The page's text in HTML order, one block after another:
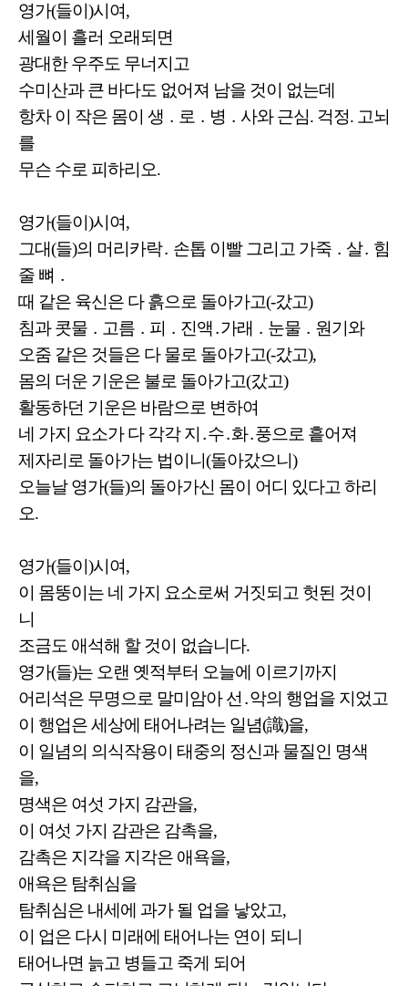
영가(들이)시여,
세월이 흘러 오래되면
광대한 우주도 무너지고
수미산과 큰 바다도 없어져 남을 것이 없는데
항차 이 작은 몸이 생 ․ 로 ․ 병 ․ 사와 근심. 걱정. 고뇌
를
무슨 수로 피하리오.
영가(들이)시여,
그대(들)의 머리카락․ 손톱 이빨 그리고 가죽 ․ 살․ 힘
줄 뼈 ․
때 같은 육신은 다 흙으로 돌아가고(-갔고)
침과 콧물 ․ 고름 ․ 피 ․ 진액․가래 ․ 눈물 ․ 원기와
오줌 같은 것들은 다 물로 돌아가고(-갔고),
몸의 더운 기운은 불로 돌아가고(갔고)
활동하던 기운은 바람으로 변하여
네 가지 요소가 다 각각 지․수․화․풍으로 흩어져
제자리로 돌아가는 법이니(돌아갔으니)
오늘날 영가(들)의 돌아가신 몸이 어디 있다고 하리
오.
영가(들이)시여,
이 몸뚱이는 네 가지 요소로써 거짓되고 헛된 것이
니
조금도 애석해 할 것이 없습니다.
영가(들)는 오랜 옛적부터 오늘에 이르기까지
어리석은 무명으로 말미암아 선․악의 행업을 지었고
이 행업은 세상에 태어나려는 일념(識)을,
이 일념의 의식작용이 태중의 정신과 물질인 명색
을,
명색은 여섯 가지 감관을,
이 여섯 가지 감관은 감촉을,
감촉은 지각을 지각은 애욕을,
애욕은 탐취심을
탐취심은 내세에 과가 될 업을 낳았고,
이 업은 다시 미래에 태어나는 연이 되니
태어나면 늙고 병들고 죽게 되어